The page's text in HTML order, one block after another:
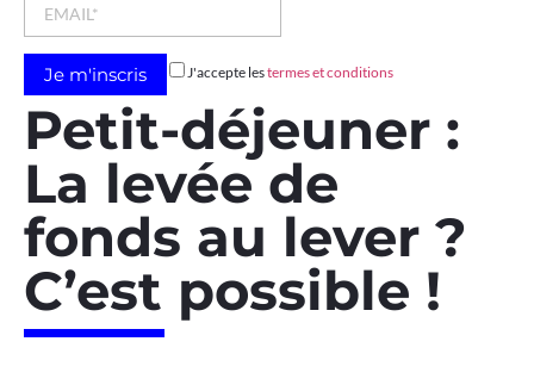
J'accepte lestermes et conditions
Petit-déjeuner :
La levée de
fonds au lever ?
C’est possible !